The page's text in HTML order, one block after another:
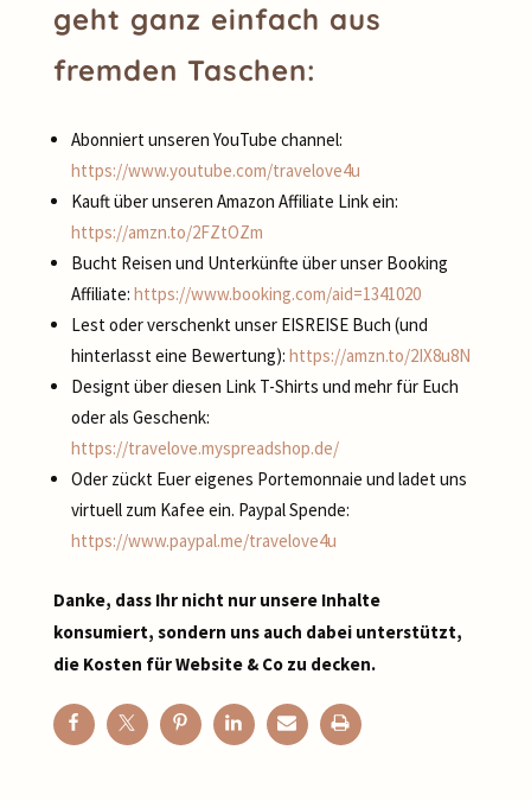
geht ganz einfach aus
fremden Taschen:
Abonniert unseren YouTube channel:
https://www.youtube.com/travelove4u
Kauft über unseren Amazon Affiliate Link ein:
https://amzn.to/2FZtOZm
Bucht Reisen und Unterkünfte über unser Booking
Affiliate: https://www.booking.com/aid=1341020
Lest oder verschenkt unser EISREISE Buch (und
hinterlasst eine Bewertung): https://amzn.to/2IX8u8N
Designt über diesen Link T-Shirts und mehr für Euch
oder als Geschenk:
https://travelove.myspreadshop.de/
Oder zückt Euer eigenes Portemonnaie und ladet uns
virtuell zum Kafee ein. Paypal Spende:
https://www.paypal.me/travelove4u
Danke, dass Ihr nicht nur unsere Inhalte
konsumiert, sondern uns auch dabei unterstützt,
die Kosten für Website & Co zu decken.